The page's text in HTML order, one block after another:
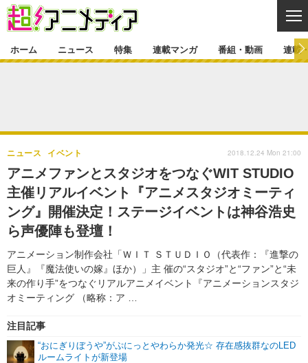
ゲーム・アプリ マンガ
グッズ イベント
声優 コスプレ
特集一覧 カバー
ラキりす
連載マンガ
番組・動画一覧 ラジオ
動画
連載・ブログ
連載・ブログ一覧 コラム
編集部ブログ・お知らせ
ホーム ニュース 特集 連載マンガ 番組・動画 連載
アニメファンとスタジオをつなぐWIT STUDIO
主催リアルイベント『アニメスタジオミーティ
ング』開催決定！ステージイベントは神谷浩史
ら声優陣も登壇！
アニメーション制作会社「ＷＩＴ ＳＴＵＤＩＯ（代表作：『進撃の
巨人』『魔法使いの嫁』ほか）」主 催の“スタジオ”と“ファン”と“未
来の作り手”をつなぐリアルアニメイベント『アニメーションスタジ
オミーティング （略称：ア …
ニュース イベント
注目記事
“おにぎりぼうや”がぷにっとやわらか発光☆ 存在感抜群なのLED
ルームライトが新登場
2018.12.24 Mon 21:00